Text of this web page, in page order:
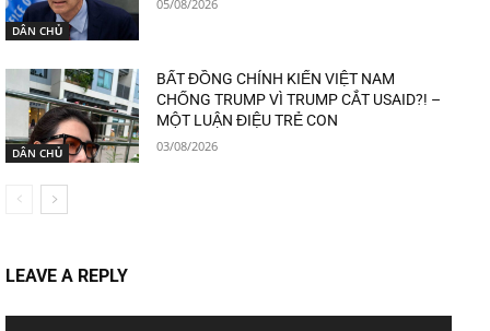
DÂN CHỦ
05/08/2026
DÂN CHỦ
BẤT ĐỒNG CHÍNH KIẾN VIỆT NAM
CHỐNG TRUMP VÌ TRUMP CẮT USAID?! –
MỘT LUẬN ĐIỆU TRẺ CON
03/08/2026
LEAVE A REPLY